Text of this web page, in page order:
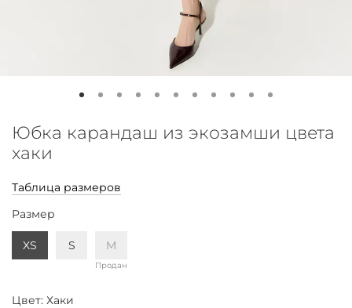
Юбка карандаш из экозамши цвета
хаки
Таблица размеров
Размер
XS S M
Продан
Цвет: Хаки